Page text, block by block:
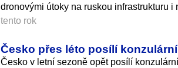
dronovými útoky na ruskou infrastrukturu
tento rok
Česko přes léto posílí
Česko v letní sezoně opět posílí